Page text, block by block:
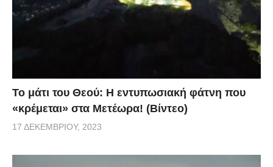
Το μάτι του Θεού: Η εντυπωσιακή φάτνη που
«κρέμεται» στα Μετέωρα! (Βίντεο)
17 ΔΕΚΕΜΒΡΊΟΥ, 2023